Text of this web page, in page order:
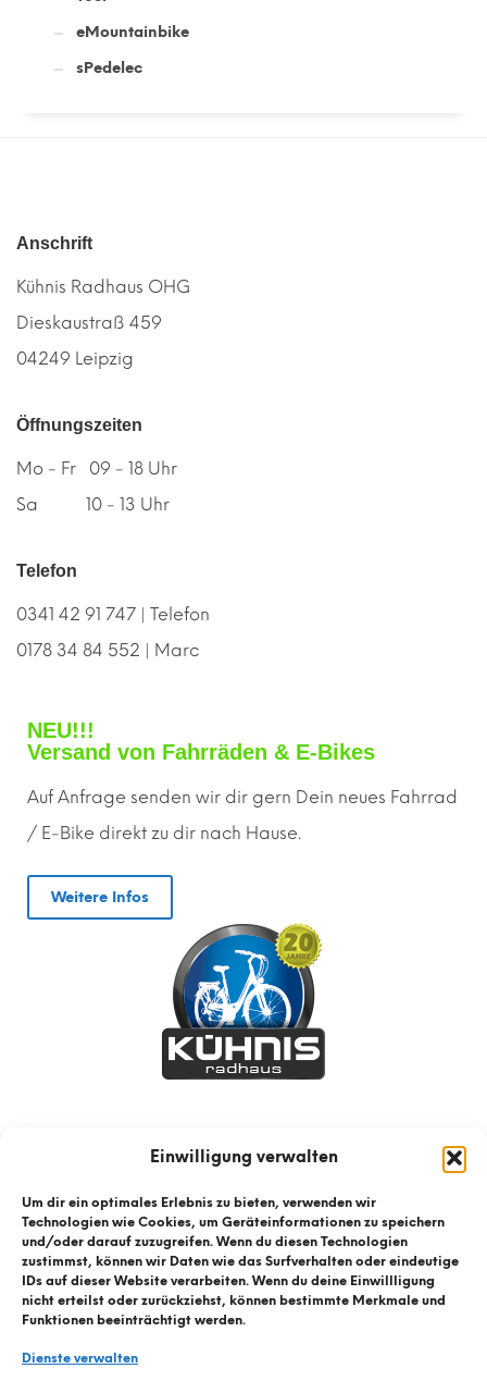
Einwilligung verwalten
Um dir ein optimales Erlebnis zu bieten, verwenden wir
Technologien wie Cookies, um Geräteinformationen zu speichern
und/oder darauf zuzugreifen. Wenn du diesen Technologien
zustimmst, können wir Daten wie das Surfverhalten oder eindeutige
IDs auf dieser Website verarbeiten. Wenn du deine Einwillligung
nicht erteilst oder zurückziehst, können bestimmte Merkmale und
Funktionen beeinträchtigt werden.
Dienste verwalten
eMountainbike
sPedelec
Anschrift
Kühnis Radhaus OHG
Dieskaustraß 459
04249 Leipzig
Öffnungszeiten
Mo - Fr 09 - 18 Uhr
Sa 10 - 13 Uhr
Telefon
0341 42 91 747 | Telefon
0178 34 84 552 | Marc
NEU!!!
Versand von Fahrräden & E-Bikes
Auf Anfrage senden wir dir gern Dein neues Fahrrad
/ E-Bike direkt zu dir nach Hause.
Weitere Infos